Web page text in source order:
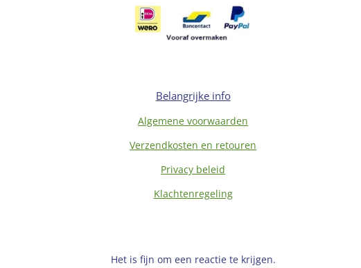
Belangrijke info
Algemene voorwaarden
Verzendkosten en retouren
Privacy beleid
Klachtenregeling
Het is fijn om een reactie te krijgen.